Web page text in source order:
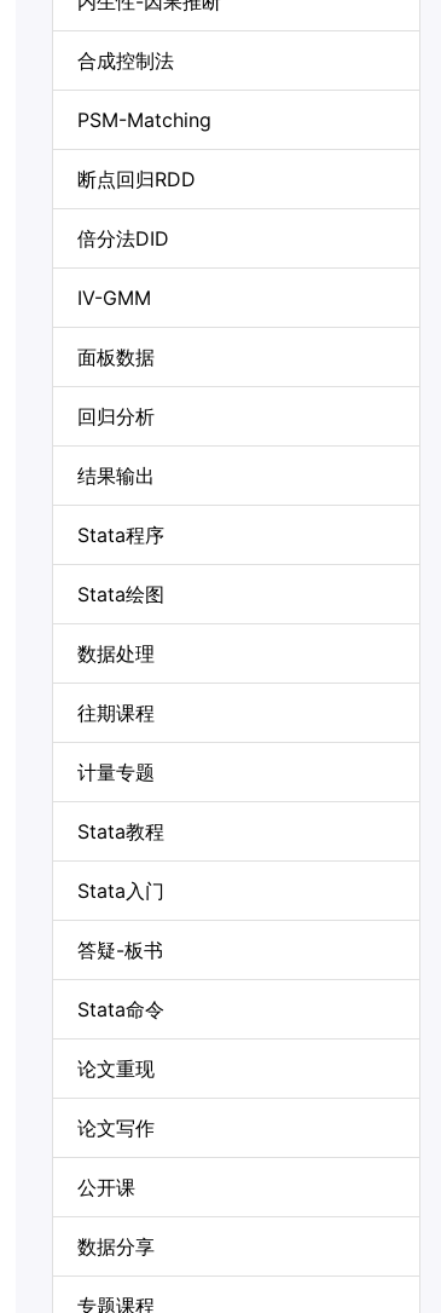
合成控制法
PSM-Matching
断点回归RDD
倍分法DID
IV-GMM
面板数据
回归分析
结果输出
Stata程序
Stata绘图
数据处理
往期课程
计量专题
Stata教程
Stata入门
答疑-板书
Stata命令
论文重现
论文写作
公开课
数据分享
专题课程